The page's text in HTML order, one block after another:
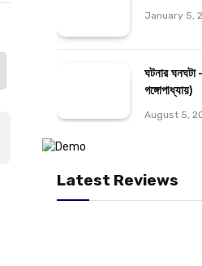
January 5,
ঘটনার
গঙ্গোপাধ্যায়)
August 5,
Latest Reviews